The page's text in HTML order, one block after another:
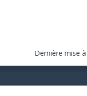
Dernière mise